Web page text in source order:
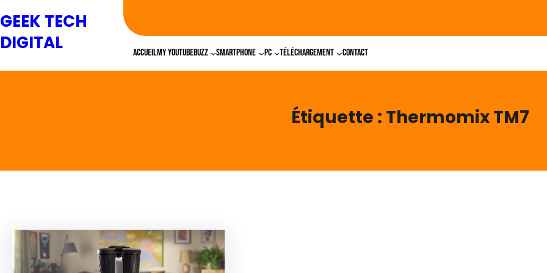
GEEK TECH
DIGITAL
AccueilMy YouTubeBuzz Smartphone PC Téléchargement Contact
Étiquette : Thermomix TM7